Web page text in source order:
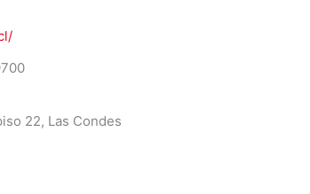
22, Las Condes